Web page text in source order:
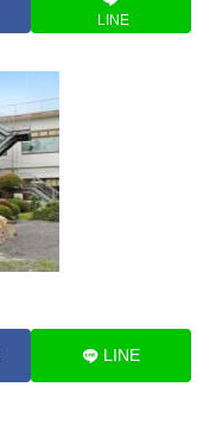
LINE
LINE